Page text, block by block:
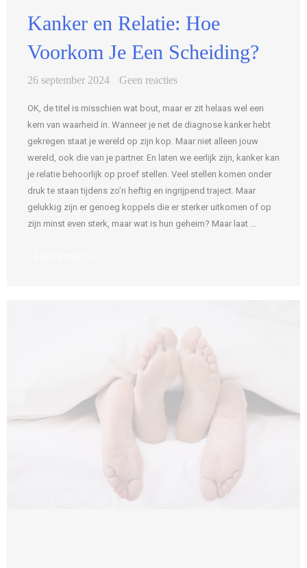
Kanker en Relatie: Hoe
Voorkom Je Een Scheiding?
26 september 2024 Geen reacties
OK, de titel is misschien wat bout, maar er zit helaas wel een
kern van waarheid in. Wanneer je net de diagnose kanker hebt
gekregen staat je wereld op zijn kop. Maar niet alleen jouw
wereld, ook die van je partner. En laten we eerlijk zijn, kanker kan
je relatie behoorlijk op proef stellen. Veel stellen komen onder
druk te staan tijdens zo’n heftig en ingrijpend traject. Maar
gelukkig zijn er genoeg koppels die er sterker uitkomen of op
zijn minst even sterk, maar wat is hun geheim? Maar laat ...